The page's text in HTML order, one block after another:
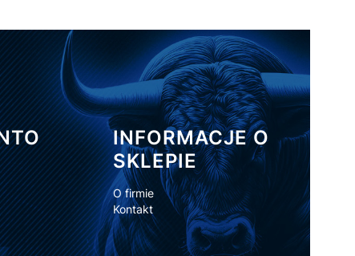
INFORMACJE O
SKLEPIE
O firmie
Kontakt